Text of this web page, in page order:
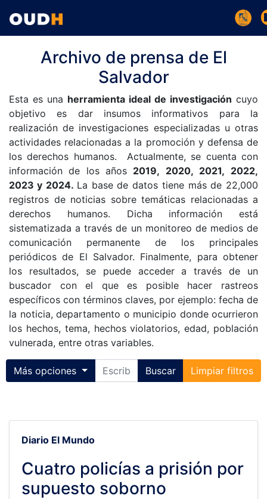
Archivo de prensa de El
Salvador
Esta es una herramienta ideal de investigación cuyo
objetivo es dar insumos informativos para la
realización de investigaciones especializadas u otras
actividades relacionadas a la promoción y defensa de
los derechos humanos. Actualmente, se cuenta con
información de los años 2019, 2020, 2021, 2022,
2023 y 2024. La base de datos tiene más de 22,000
registros de noticias sobre temáticas relacionadas a
derechos humanos. Dicha información está
sistematizada a través de un monitoreo de medios de
comunicación permanente de los principales
periódicos de El Salvador. Finalmente, para obtener
los resultados, se puede acceder a través de un
buscador con el que es posible hacer rastreos
específicos con términos claves, por ejemplo: fecha de
la noticia, departamento o municipio donde ocurrieron
los hechos, tema, hechos violatorios, edad, población
vulnerada, entre otras variables.
Toggle collapse
Más opciones Buscar Limpiar filtros
Diario El Mundo
Cuatro policías a prisión por
supuesto soborno